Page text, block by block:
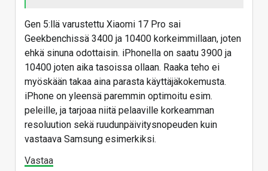
Gen 5:llä varustettu Xiaomi 17 Pro sai
Geekbenchissä 3400 ja 10400 korkeimmillaan, joten
ehkä sinuna odottaisin. iPhonella on saatu 3900 ja
10400 joten aika tasoissa ollaan. Raaka teho ei
myöskään takaa aina parasta käyttäjäkokemusta.
iPhone on yleensä paremmin optimoitu esim.
peleille, ja tarjoaa niitä pelaaville korkeamman
resoluution sekä ruudunpäivitysnopeuden kuin
vastaava Samsung esimerkiksi.
Vastaa